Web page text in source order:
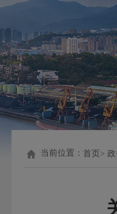
当前位置：首页